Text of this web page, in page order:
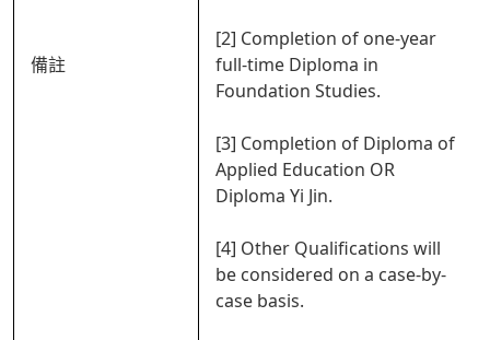
備註
[2] Completion of one-year
full-time Diploma in
Foundation Studies.
[3] Completion of Diploma of
Applied Education OR
Diploma Yi Jin.
[4] Other Qualifications will
be considered on a case-by-
case basis.